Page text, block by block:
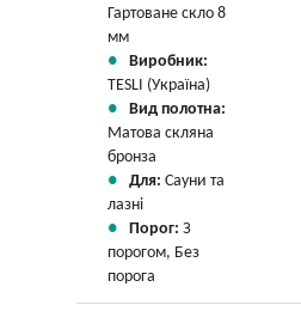
Гартоване скло 8
мм
Виробник:
TESLI (Україна)
Вид полотна:
Матова скляна
бронза
Для: Сауни та
лазні
Порог: З
порогом, Без
порога